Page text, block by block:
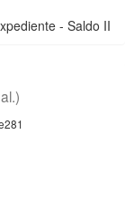
- Saldo II